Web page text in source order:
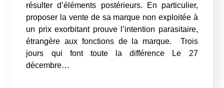
résulter d’éléments postérieurs. En particulier,
proposer la vente de sa marque non exploitée à
un prix exorbitant prouve l’intention parasitaire,
étrangère aux fonctions de la marque. Trois
jours qui font toute la différence Le 27
décembre…